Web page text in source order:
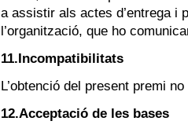
a assistir als actes d’entrega i
l’organització, que ho
11.Incompatibilitats
L’obtenció del present premi
12.Acceptació de les bases